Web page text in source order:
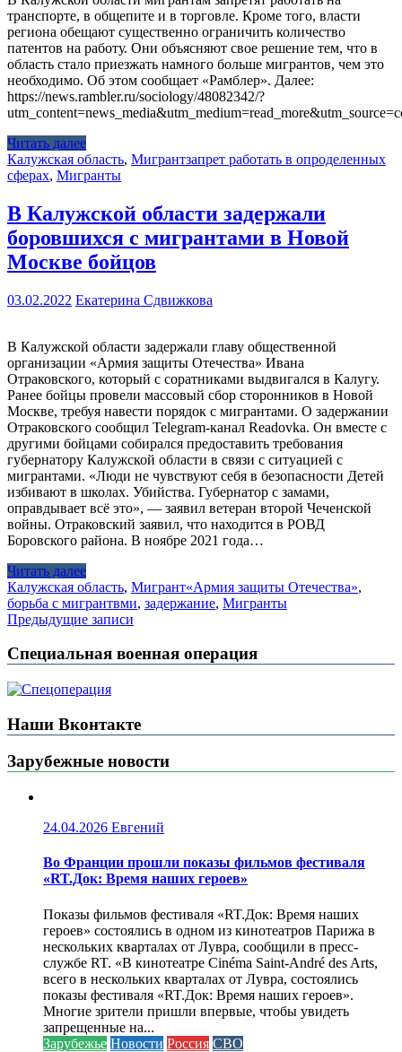
транспорте, в общепите и в торговле. Кроме того, власти
региона обещают существенно ограничить количество
патентов на работу. Они объясняют свое решение тем, что в
область стало приезжать намного больше мигрантов, чем это
необходимо. Об этом сообщает «Рамблер». Далее:
https://news.rambler.ru/sociology/48082342/?
Читать далее
Калужская область, Мигрантзапрет работать в опроделенных
сферах, Мигранты
В Калужской области задержали
боровшихся с мигрантами в Новой
Москве бойцов
03.02.2022 Екатерина Сдвижкова
В Калужской области задержали главу общественной
организации «Армия защиты Отечества» Ивана
Отраковского, который с соратниками выдвигался в Калугу.
Ранее бойцы провели массовый сбор сторонников в Новой
Москве, требуя навести порядок с мигрантами. О задержании
Отраковского сообщил Telegram-канал Readovka. Он вместе с
другими бойцами собирался предоставить требования
губернатору Калужской области в связи с ситуацией с
мигрантами. «Люди не чувствуют себя в безопасности Детей
избивают в школах. Убийства. Губернатор с замами,
оправдывает всё это», — заявил ветеран второй Чеченской
войны. Отраковский заявил, что находится в РОВД
Боровского района. В ноябре 2021 года…
Читать далее
Калужская область, Мигрант«Армия защиты Отечества»,
борьба с мигрантвми, задержание, Мигранты
Навигация
по
записям
Предыдущие записи
Специальная военная операция
Наши Вконтакте
Зарубежные новости
24.04.2026 Евгений
Во Франции прошли показы фильмов фестиваля
«RT.Док: Время наших героев»
Показы фильмов фестиваля «RT.Док: Время наших
героев» состоялись в одном из кинотеатров Парижа в
нескольких кварталах от Лувра, сообщили в пресс-
службе RT. «В кинотеатре Cinéma Saint-André des Arts,
всего в нескольких кварталах от Лувра, состоялись
показы фестиваля «RT.Док: Время наших героев».
Многие зрители пришли впервые, чтобы увидеть
запрещенные на...
Зарубежье Новости Россия СВО